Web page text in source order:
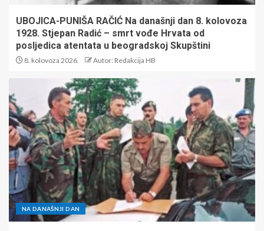
UBOJICA-PUNIŠA RAČIĆ Na današnji dan 8. kolovoza
1928. Stjepan Radić – smrt vođe Hrvata od
posljedica atentata u beogradskoj Skupštini
8. kolovoza 2026. Autor: Redakcija HB
NA DANAŠNJI DAN